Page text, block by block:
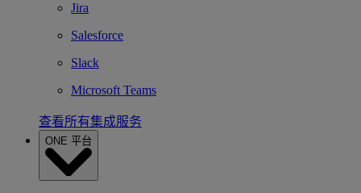
Jira
Salesforce
Slack
Microsoft Teams
查看所有集成服务
ONE 平台